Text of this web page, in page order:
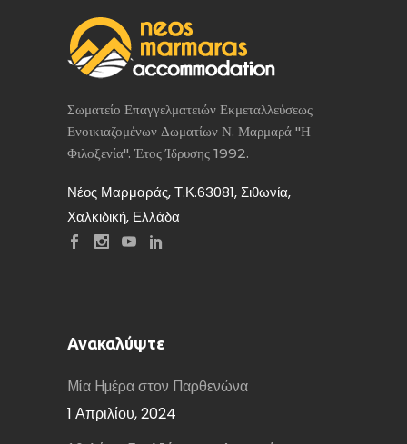
Σωματείο Επαγγελματειών Εκμεταλλεύσεως
Ενοικιαζομένων Δωματίων Ν. Μαρμαρά "Η
Φιλοξενία". Έτος Ίδρυσης 1992.
Νέος Μαρμαράς, Τ.Κ.63081, Σιθωνία,
Χαλκιδική, Ελλάδα
Ανακαλύψτε
Μία Ημέρα στον Παρθενώνα
1 Απριλίου, 2024